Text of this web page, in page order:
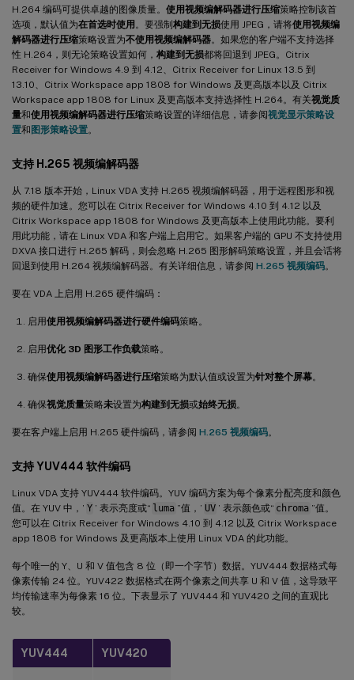
H.264 编码可提供卓越的图像质量。 使用视频编解码器进行压缩策略控制该首
选项，默认值为在首选时使用 。要强制构建到无损使用 JPEG，请将使用视频编
解码器进行压缩策略设置为不使用视频编解码器。如果您的客户端不支持选择
性 H.264，则无论策略设置如何， 构建到无损都将回退到 JPEG。Citrix
Receiver for Windows 4.9 到 4.12、Citrix Receiver for Linux 13.5 到
13.10、Citrix Workspace app 1808 for Windows 及更高版本以及 Citrix
Workspace app 1808 for Linux 及更高版本支持选择性 H.264。有关视觉质
量和使用视频编解码器进行压缩策略设置的详细信息，请参阅视觉显示策略设
置和 图形策略设置。
支持 H.265 视频编解码器
从 7.18 版本开始，Linux VDA 支持 H.265 视频编解码器，用于远程图形和视
频的硬件加速。您可以在 Citrix Receiver for Windows 4.10 到 4.12 以及
Citrix Workspace app 1808 for Windows 及更高版本上使用此功能。要利
用此功能，请在 Linux VDA 和客户端上启用它。如果客户端的 GPU 不支持使用
DXVA 接口进行 H.265 解码，则会忽略 H.265 图形解码策略设置，并且会话将
回退到使用 H.264 视频编解码器。有关详细信息，请参阅 H.265 视频编码。
要在 VDA 上启用 H.265 硬件编码：
启用使用视频编解码器进行硬件编码策略。
启用优化 3D 图形工作负载策略。
确保使用视频编解码器进行压缩策略为默认值或设置为针对整个屏幕。
确保视觉质量策略未设置为构建到无损或始终无损。
要在客户端上启用 H.265 硬件编码，请参阅 H.265 视频编码。
支持 YUV444 软件编码
Linux VDA 支持 YUV444 软件编码。YUV 编码方案为每个像素分配亮度和颜色
值。在 YUV 中，’ Y ’ 表示亮度或“ luma ”值，’ UV ’ 表示颜色或“ chroma ”值。
您可以在 Citrix Receiver for Windows 4.10 到 4.12 以及 Citrix Workspace
app 1808 for Windows 及更高版本上使用 Linux VDA 的此功能。
每个唯一的 Y、U 和 V 值包含 8 位（即一个字节）数据。YUV444 数据格式每
像素传输 24 位。YUV422 数据格式在两个像素之间共享 U 和 V 值，这导致平
均传输速率为每像素 16 位。下表显示了 YUV444 和 YUV420 之间的直观比
较。
YUV444 YUV420